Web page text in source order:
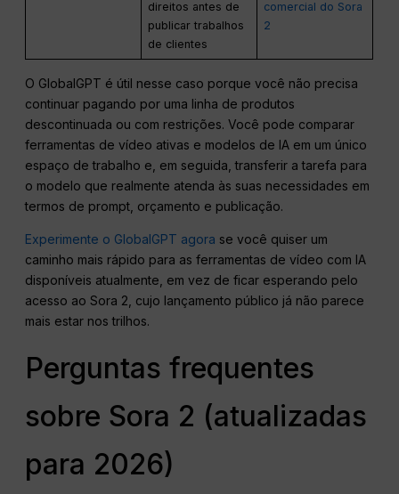
direitos antes de
publicar trabalhos
de clientes
comercial do Sora
2
O GlobalGPT é útil nesse caso porque você não precisa
continuar pagando por uma linha de produtos
descontinuada ou com restrições. Você pode comparar
ferramentas de vídeo ativas e modelos de IA em um único
espaço de trabalho e, em seguida, transferir a tarefa para
o modelo que realmente atenda às suas necessidades em
termos de prompt, orçamento e publicação.
Experimente o GlobalGPT agora se você quiser um
caminho mais rápido para as ferramentas de vídeo com IA
disponíveis atualmente, em vez de ficar esperando pelo
acesso ao Sora 2, cujo lançamento público já não parece
mais estar nos trilhos.
Perguntas frequentes
sobre Sora 2 (atualizadas
para 2026)